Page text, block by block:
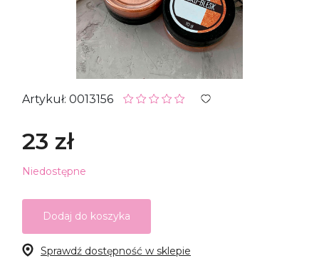
Artykuł: 0013156
23 zł
Niedostępne
Dodaj do koszyka
Sprawdź dostępność w sklepie